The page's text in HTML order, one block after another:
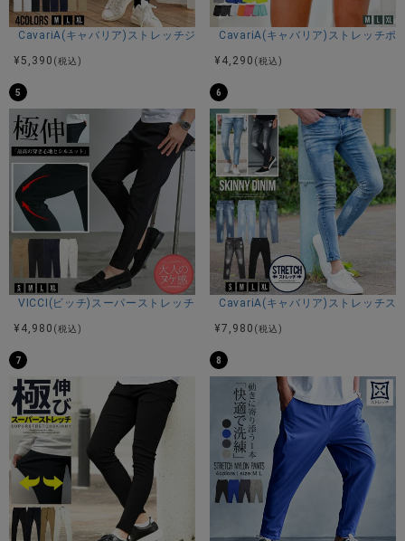
ードまで幅広く対応。
穿くだけでこなれ感を演出してくれるアイテムです。
素材にはコットンをベースにポリエステルと再生繊維を混紡
耐久性と柔らかさを兼ね備えた快適な穿き心地を実現。
長時間の着用でもストレスを感じにくく、デイリー使いにも
最適です。
【ARULE】
ストリートファッションのトレンドをリードし、特に若い世
代に人気を集めているユニセックスブランド。
自由な表現と個性を尊重し、男女を問わず幅広い層に愛され
るデザインを提供。
常に進化するストリートウェアのトレンドを取り入れなが
ら、若者のライフスタイルとニーズに合ったアイテムを展開
している。
がございます。
サイズ(cm)
XL：着丈101股上33股下68ウエスト39ヒップ61わたり(もも
幅)34膝幅29裾幅21
3L：着丈103股上34股下68ウエスト42ヒップ62わたり(もも
幅)35膝幅30裾幅23
CavariA(キャバリア)ストレッチジョッパーパンツ/全4色
¥ 5,390 (税込)
CavariA(キャバリア)ストレッチポ
¥ 4,290 (税込)
5
VICCI(ビッチ)スーパーストレッチスリムテーパードアンクルパンツ/全4色
¥ 4,980 (税込)
6
CavariA(キャバリア)ストレッチス
¥7,980 (税込)
7 8